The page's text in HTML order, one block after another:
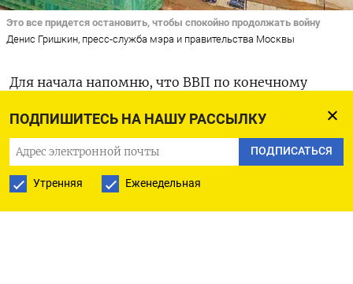
ПОДПИШИТЕСЬ НА НАШУ РАССЫЛКУ
ПОДПИСАТЬСЯ
Утренняя Еженедельная
Это все придется остановить, чтобы спокойно продолжать войну
Денис Гришкин, пресс-служба мэра и правительства Москвы
Для начала напомню, что ВВП по конечному
компоненты: конечное потребление
(потребление домохозяйств + потребление
органов госуправления), валовое накопление